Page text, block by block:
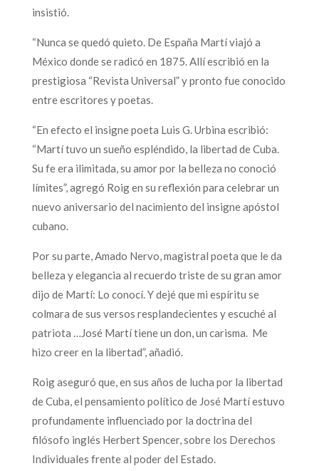
insistió.
“Nunca se quedó quieto. De España Martí viajó a
México donde se radicó en 1875. Allí escribió en la
prestigiosa “Revista Universal” y pronto fue conocido
entre escritores y poetas.
“En efecto el insigne poeta Luis G. Urbina escribió:
“Martí tuvo un sueño espléndido, la libertad de Cuba.
Su fe era ilimitada, su amor por la belleza no conoció
límites”, agregó Roig en su reflexión para celebrar un
nuevo aniversario del nacimiento del insigne apóstol
cubano.
Por su parte, Amado Nervo, magistral poeta que le da
belleza y elegancia al recuerdo triste de su gran amor
dijo de Martí: Lo conocí. Y dejé que mi espíritu se
colmara de sus versos resplandecientes y escuché al
patriota …José Martí tiene un don, un carisma. Me
hizo creer en la libertad”, añadió.
Roig aseguró que, en sus años de lucha por la libertad
de Cuba, el pensamiento político de José Martí estuvo
profundamente influenciado por la doctrina del
filósofo inglés Herbert Spencer, sobre los Derechos
Individuales frente al poder del Estado.